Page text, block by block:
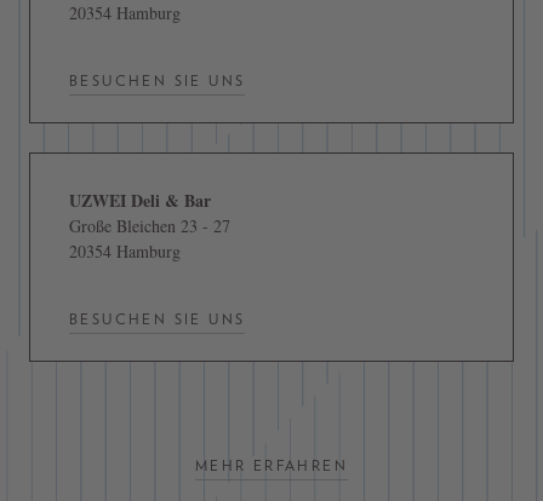
20354 Hamburg
BESUCHEN SIE UNS
UZWEI Deli & Bar
Große Bleichen 23 - 27
20354 Hamburg
BESUCHEN SIE UNS
MEHR ERFAHREN